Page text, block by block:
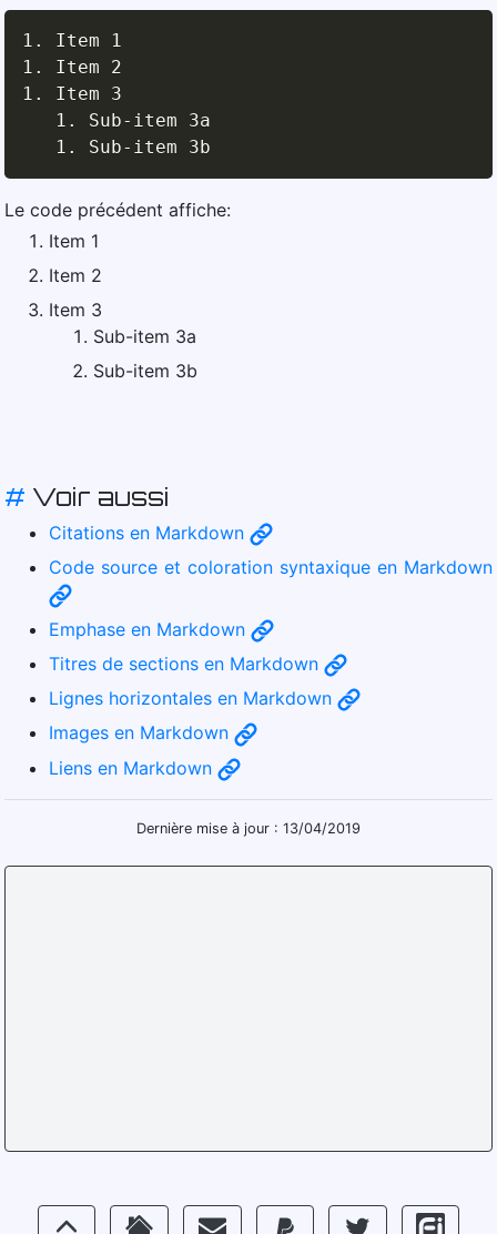
1.
1.
1.
Item 3
1.
Sub-item 3a
1.
Sub-item 3b
Le code précédent affiche:
Item 1
Item 2
Item 3
Sub-item 3a
Sub-item 3b
# Voir aussi
Citations en Markdown
Code source et coloration syntaxique en Markdown
Emphase en Markdown
Titres de sections en Markdown
Lignes horizontales en Markdown
Images en Markdown
Liens en Markdown
Dernière mise à jour : 13/04/2019